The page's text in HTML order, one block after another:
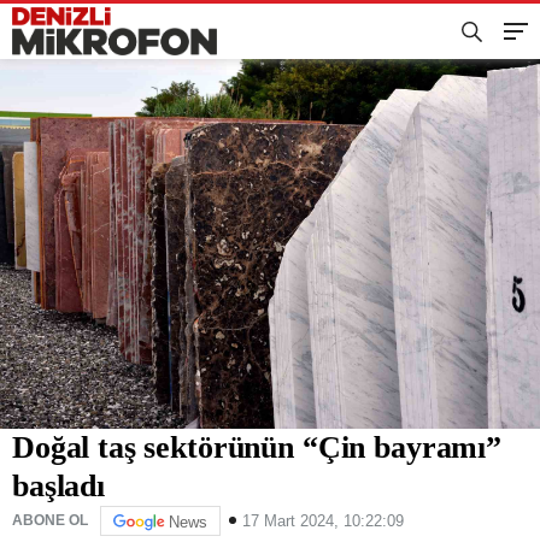
Doğal taş sektörünün “Çin bayramı”
başladı
ABONE OL News 17 Mart 2024, 10:22:09